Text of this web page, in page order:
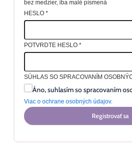
bez medzier, iba malé písmená
HESLO *
POTVRDTE HESLO *
SÚHLAS SO SPRACOVANÍM
Áno, suhlasím so spracovaním
Viac o ochrane osobných údajov.
Registrovať sa